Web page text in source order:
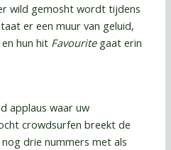
wild gemosht wordt tijdens
er een muur van geluid,
hun hit Favouritegaat erin
applaus waar uw
crowdsurfen breekt de
drie nummers met als